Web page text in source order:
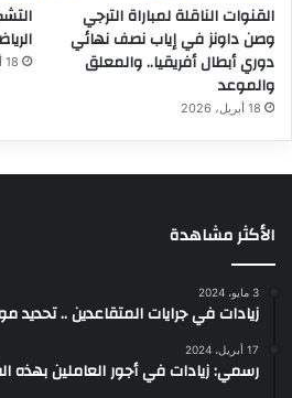
القنوات الناقلة لمباراة الترجي
وصن داونز في إياب نصف نهائي
دوري أبطال أفريقيا.. والمعلق
والموعد
18 أبريل، 2026
18 أبريل، 2026
الأكثر مشاهدة
3 مايو، 2024
زيادات في جرايات المتقاعدين .. تحديد
17 أبريل، 2024
رسمي: زيادات في أجور العاملين بهذه